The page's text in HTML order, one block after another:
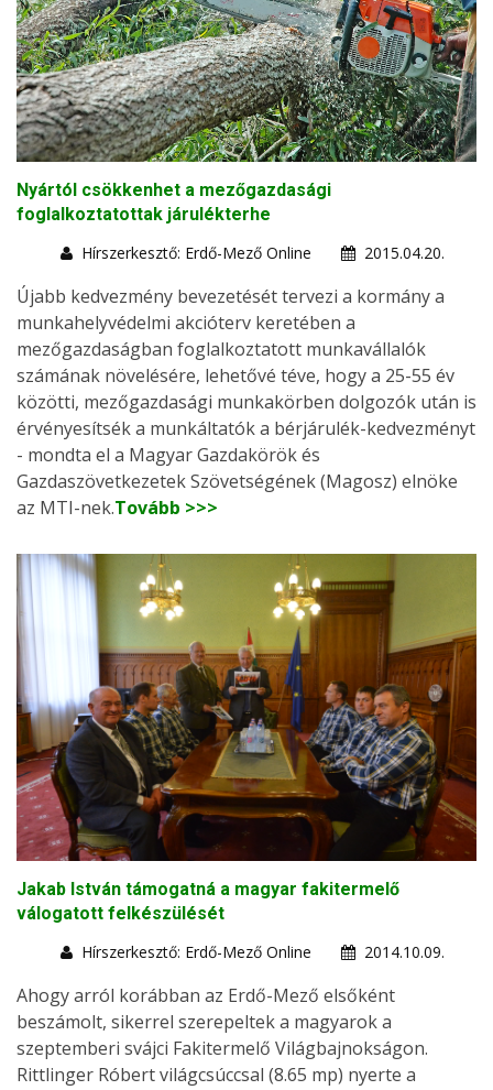
Nyártól csökkenhet a mezőgazdasági
foglalkoztatottak járulékterhe
Hírszerkesztő: Erdő-Mező Online
2015.04.20.
Újabb kedvezmény bevezetését tervezi a kormány a
munkahelyvédelmi akcióterv keretében a
mezőgazdaságban foglalkoztatott munkavállalók
számának növelésére, lehetővé téve, hogy a 25-55 év
közötti, mezőgazdasági munkakörben dolgozók után is
érvényesítsék a munkáltatók a bérjárulék-kedvezményt
- mondta el a Magyar Gazdakörök és
Gazdaszövetkezetek Szövetségének (Magosz) elnöke
az MTI-nek.Tovább >>>
Jakab István támogatná a magyar fakitermelő
válogatott felkészülését
Hírszerkesztő: Erdő-Mező Online
2014.10.09.
Ahogy arról korábban az Erdő-Mező elsőként
beszámolt, sikerrel szerepeltek a magyarok a
szeptemberi svájci Fakitermelő Világbajnokságon.
Rittlinger Róbert világcsúccsal (8.65 mp) nyerte a